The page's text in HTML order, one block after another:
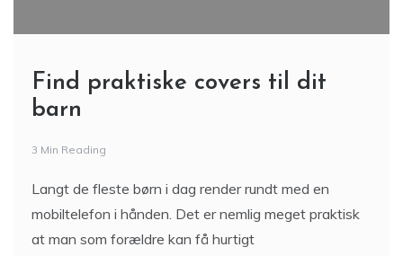
Find praktiske covers til dit
barn
3 Min Reading
Langt de fleste børn i dag render rundt med en
mobiltelefon i hånden. Det er nemlig meget praktisk
at man som forældre kan få hurtigt